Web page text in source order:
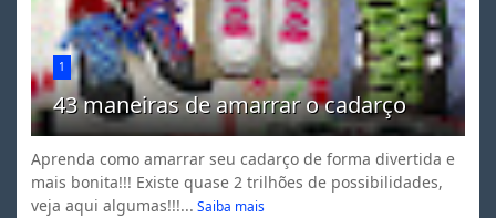
1
43 maneiras de amarrar o cadarço
Aprenda como amarrar seu cadarço de forma divertida e
mais bonita!!! Existe quase 2 trilhões de possibilidades,
veja aqui algumas!!!... Saiba mais